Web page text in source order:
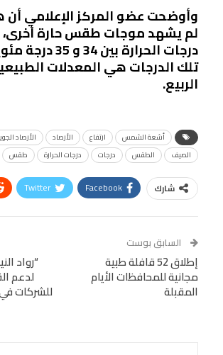
وأوضحت عضو المركز الإعلامي أن
لم يشهد موجات طقس حارة أخرى،
درجات الحرارة بين
تلك الدرجات هي المعدلات
الربيع.
أشعة الشمس ارتفاع الأرصاد الأرصاد
الصيف
الطقس درجات درجات الحرارة طقس
شارك Facebook
Twitter
Tumblr
البريد الإلكتروني
StumbleUpon
Digg
LINE
BlackBerry
السابق بوست
إطلاق 52 قافلة طبية
مجانية للمحافظات الأيام
المقبلة
“رواد
لدعم
للشركات